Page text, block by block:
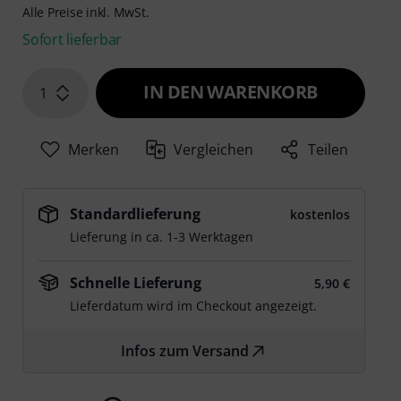
Alle Preise inkl. MwSt.
Sofort lieferbar
1 IN DEN WARENKORB
Merken Vergleichen Teilen
Standardlieferung
kostenlos
Lieferung in ca. 1-3 Werktagen
Schnelle Lieferung
5,90 €
Lieferdatum wird im Checkout angezeigt.
Infos zum Versand